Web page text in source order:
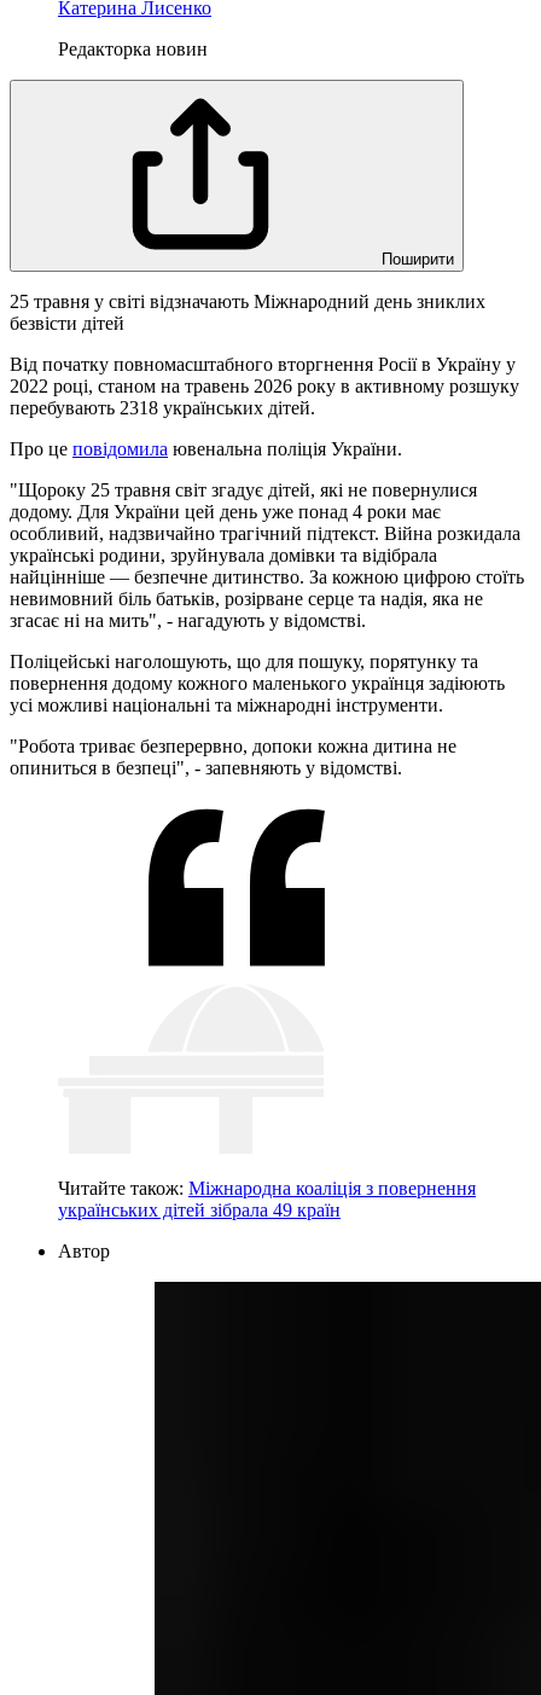
Катерина Лисенко
Редакторка новин
Поширити
25 травня у світі відзначають Міжнародний день зниклих
безвісти дітей
Від початку повномасштабного вторгнення Росії в Україну у
2022 році, станом на травень 2026 року в активному розшуку
перебувають 2318 українських дітей.
Про це повідомила ювенальна поліція України.
"Щороку 25 травня світ згадує дітей, які не повернулися
додому. Для України цей день уже понад 4 роки має
особливий, надзвичайно трагічний підтекст. Війна розкидала
українські родини, зруйнувала домівки та відібрала
найцінніше — безпечне дитинство. За кожною цифрою стоїть
невимовний біль батьків, розірване серце та надія, яка не
згасає ні на мить", - нагадують у відомстві.
Поліцейські наголошують, що для пошуку, порятунку та
повернення додому кожного маленького українця задіюють
усі можливі національні та міжнародні інструменти.
"Робота триває безперервно, допоки кожна дитина не
опиниться в безпеці", - запевняють у відомстві.
Читайте також: Міжнародна коаліція з повернення
українських дітей зібрала 49 країн
Автор